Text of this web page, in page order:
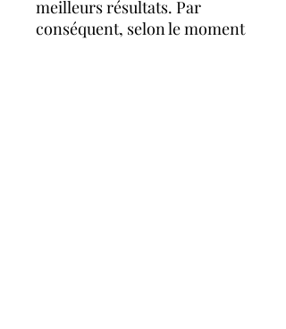
meilleurs résultats. Par
conséquent, selon le moment